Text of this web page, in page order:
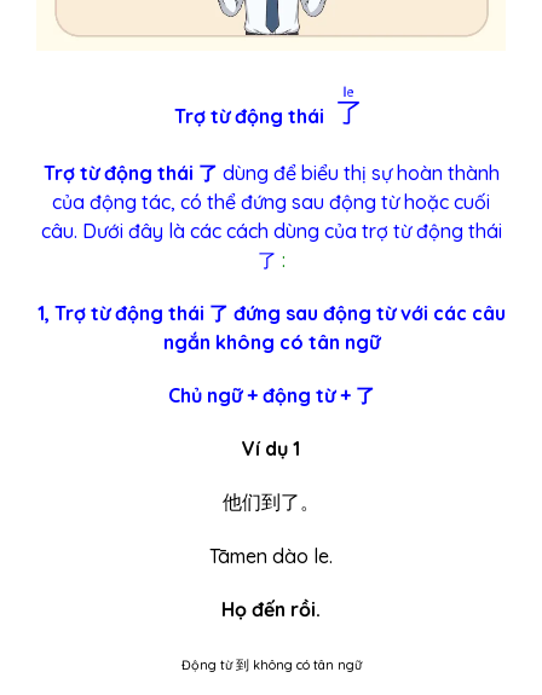
Trợ từ động thái 了
Trợ từ động thái 了 dùng để biểu thị sự hoàn thành
của động tác, có thể đứng sau động từ hoặc cuối
câu. Dưới đây là các cách dùng của trợ từ động thái
了 :
1, Trợ từ động thái 了 đứng sau động từ với các câu
ngắn không có tân ngữ
Chủ ngữ + động từ + 了
Ví dụ 1
他们到了。
Tāmen dào le.
Họ đến rồi.
Động từ 到 không có tân ngữ